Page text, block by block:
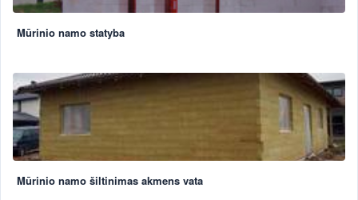
Mūrinio namo statyba
Mūrinio namo šiltinimas akmens vata